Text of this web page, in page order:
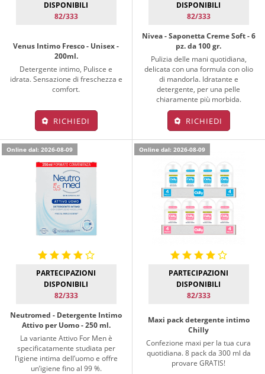
DISPONIBILI
82/333
Venus Intimo Fresco - Unisex -
200ml.
Detergente intimo, Pulisce e
idrata. Sensazione di freschezza e
comfort.
RICHIEDI
DISPONIBILI
82/333
Nivea - Saponetta Creme Soft - 6
pz. da 100 gr.
Pulizia delle mani quotidiana,
delicata con una formula con olio
di mandorla. Idratante e
detergente, per una pelle
chiaramente più morbida.
RICHIEDI
Online dal: 2026-08-09
PARTECIPAZIONI
DISPONIBILI
82/333
Neutromed - Detergente Intimo
Attivo per Uomo - 250 ml.
La variante Attivo For Men è
specificatamente studiata per
l’igiene intima dell’uomo e offre
un’igiene fino al 99 %.
Online dal: 2026-08-09
PARTECIPAZIONI
DISPONIBILI
82/333
Maxi pack detergente intimo
Chilly
Confezione maxi per la tua cura
quotidiana. 8 pack da 300 ml da
provare GRATIS!